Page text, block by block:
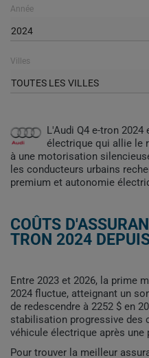
Année
2024
Villes
TOUTES LES VILLES
L'Audi Q4 e-tron
électrique qui allie le
à une motorisation
les conducteurs urbains
premium et autonomie
COÛTS
TRON 2024
Entre 2023 et 2026, la prime
2024 fluctue, atteignant un
de redescendre à 2252 $ en
stabilisation progressive des
véhicule électrique après
Pour trouver la meilleur